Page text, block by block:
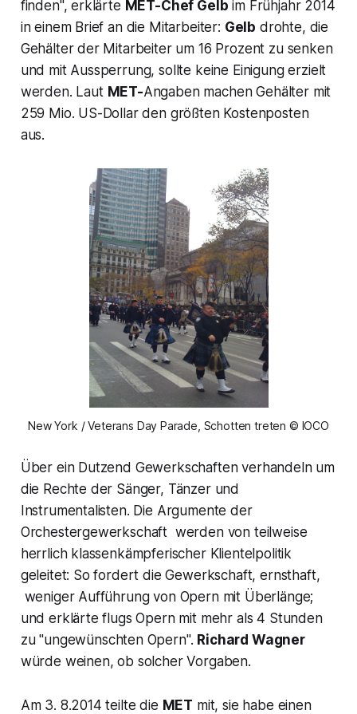
finden", erklärte MET-Chef Gelb im Frühjahr 2014
in einem Brief an die Mitarbeiter: Gelb drohte, die
Gehälter der Mitarbeiter um 16 Prozent zu senken
und mit Aussperrung, sollte keine Einigung erzielt
werden. Laut MET-Angaben machen Gehälter mit
259 Mio. US-Dollar den größten Kostenposten
aus.
New York / Veterans Day Parade, Schotten treten © IOCO
Über ein Dutzend Gewerkschaften verhandeln um
die Rechte der Sänger, Tänzer und
Instrumentalisten. Die Argumente der
Orchestergewerkschaft werden von teilweise
herrlich klassenkämpferischer Klientelpolitik
geleitet: So fordert die Gewerkschaft, ernsthaft,
weniger Aufführung von Opern mit Überlänge;
und erklärte flugs Opern mit mehr als 4 Stunden
zu"ungewünschten Opern". Richard Wagner
würde weinen, ob solcher Vorgaben.
Am 3. 8.2014 teilte die MET mit, sie habe einen